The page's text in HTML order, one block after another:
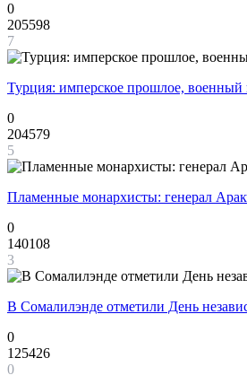
0
205598
7
Турция: имперское прошлое, военный
0
204579
5
Пламенные монархисты: генерал
0
140108
3
В Сомалилэнде отметили День
0
125426
0